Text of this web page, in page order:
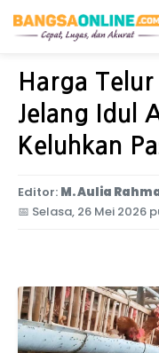
Home Jawa Timur
Harga
Jelang Idul
Keluhkan
Editor: M. Aulia
📅 Selasa, 26 Mei 2026